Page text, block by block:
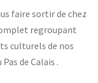
faire sortir de chez
regroupant
culturels de nos
de Calais .